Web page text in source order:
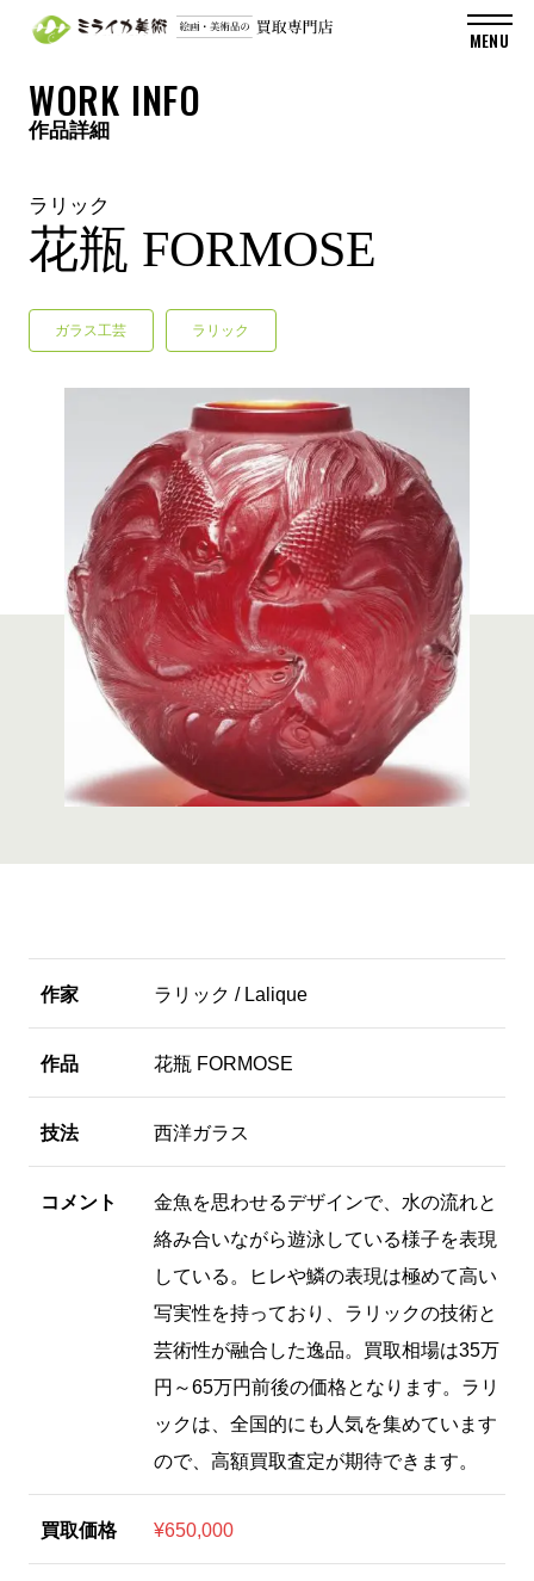
WORK INFO
作品詳細
ラリック
花瓶 FORMOSE
ガラス工芸 ラリック
作家 ラリック / Lalique
作品 花瓶 FORMOSE
技法 西洋ガラス
コメント
金魚を思わせるデザインで、水の流れと
絡み合いながら遊泳している様子を表現
している。ヒレや鱗の表現は極めて高い
写実性を持っており、ラリックの技術と
芸術性が融合した逸品。買取相場は35万
円～65万円前後の価格となります。ラリ
ックは、全国的にも人気を集めています
ので、高額買取査定が期待できます。
買取価格 ¥650,000